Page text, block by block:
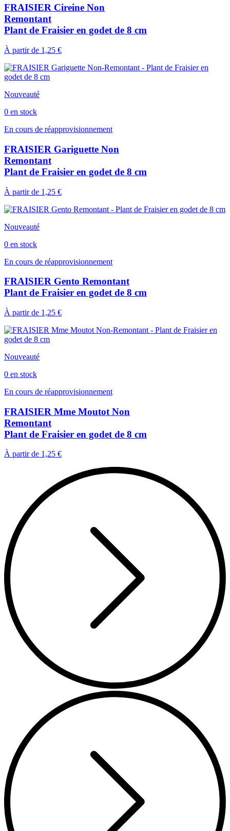
FRAISIER Cireine Non
Remontant
Plant de Fraisier en godet de 8 cm
À partir de 1,25 €
Nouveauté
0 en stock
En cours de réapprovisionnement
FRAISIER Gariguette Non
Remontant
Plant de Fraisier en godet de 8 cm
À partir de 1,25 €
Nouveauté
0 en stock
En cours de réapprovisionnement
FRAISIER Gento Remontant
Plant de Fraisier en godet de 8 cm
À partir de 1,25 €
Nouveauté
0 en stock
En cours de réapprovisionnement
FRAISIER Mme Moutot Non
Remontant
Plant de Fraisier en godet de 8 cm
À partir de 1,25 €